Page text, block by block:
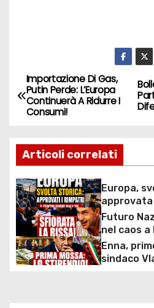
N
a
i
g
a
z
i
Importazione Di Gas,
Putin Perde: L’Europa
Continuerà A Ridurre I
Consumi!
Articoli correlati
Europa,
approvata
ai centri
le
Futuro
nel caos a
interne,
durante il
Roberto
Enna,
sindaco